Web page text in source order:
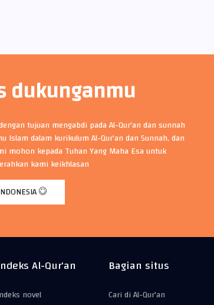
dukunganmu
tujuan mengabdi pada Al-Qur'an dan sunnah
dalam kurikulum Al-Qur'an dan Sunnah, dan
mohon kepada Tuhan Yang Maha Esa untuk
kami keikhlasan.
Bagian situs
Cari di Al-Qur'an
Al-Qur'an
novel